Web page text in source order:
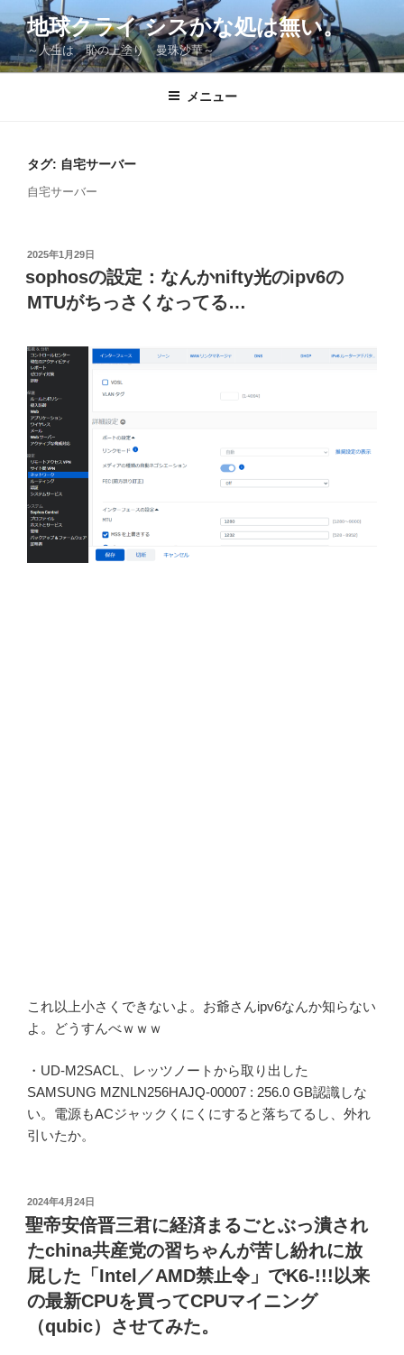
ン
テ
ン
地球クライ シスかな処は無い。
～人生は 恥の上塗り 曼珠沙華～
メニュー
タグ: 自宅サーバー
自宅サーバー
投
日:
2025年1月29日
sophosの設定：なんかnifty光のipv6の
MTUがちっさくなってる…
これ以上小さくできないよ。お爺さんipv6なんか知らない
よ。どうすんべｗｗｗ
・UD-M2SACL、レッツノートから取り出した
SAMSUNG MZNLN256HAJQ-00007 : 256.0 GB認識しな
い。電源もACジャックくにくにすると落ちてるし、外れ
引いたか。
投
稿
日:
2024年4月24日
聖帝安倍晋三君に経済まるごとぶっ潰され
たchina共産党の習ちゃんが苦し紛れに放
屁した「Intel／AMD禁止令」でK6-!!!以来
の最新CPUを買ってCPUマイニング
（qubic）させてみた。